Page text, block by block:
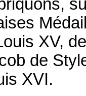
XV,
de
XVI.